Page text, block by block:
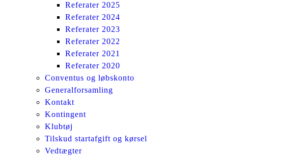
Referater 2025
Referater 2024
Referater 2023
Referater 2022
Referater 2021
Referater 2020
Conventus og løbskonto
Generalforsamling
Kontakt
Kontingent
Klubtøj
Tilskud startafgift og kørsel
Vedtægter